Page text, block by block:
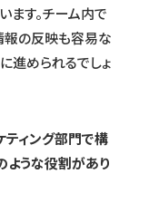
ます。チーム内で
報の反映も容易な
進められるでしょ
ィング部門で構
ような役割があり